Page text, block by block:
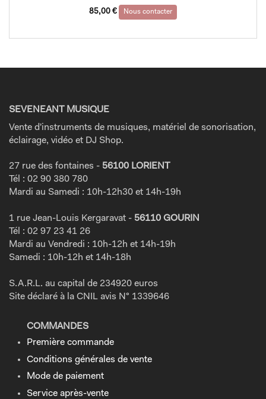
85,00 € Nous contacter
SEVENEANT MUSIQUE
Vente d'instruments de musiques, matériel de sonorisation,
éclairage, vidéo et DJ Shop.
27 rue des fontaines - 56100 LORIENT
Tél : 02 90 380 780
Mardi au Samedi : 10h-12h30 et 14h-19h
1 rue Jean-Louis Kergaravat - 56110 GOURIN
Tél : 02 97 23 41 26
Mardi au Vendredi : 10h-12h et 14h-19h
Samedi : 10h-12h et 14h-18h
S.A.R.L. au capital de 234920 euros
Site déclaré à la CNIL avis N° 1339646
COMMANDES
Première commande
Conditions générales de vente
Mode de paiement
Service après-vente